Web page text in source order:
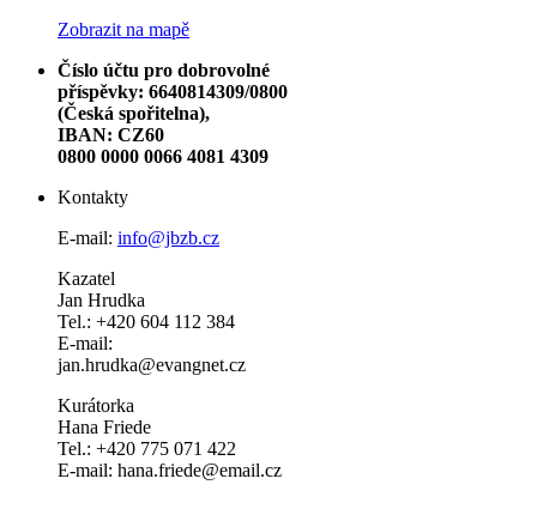
Zobrazit na mapě
Číslo účtu pro dobrovolné
příspěvky: 6640814309/0800
(Česká spořitelna),
IBAN: CZ60
0800 0000 0066 4081 4309
Kontakty
E-mail: info@jbzb.cz
Kazatel
Jan Hrudka
Tel.: +420 604 112 384
E-mail:
jan.hrudka@evangnet.cz
Kurátorka
Hana Friede
Tel.: +420 775 071 422
E-mail: hana.friede@email.cz